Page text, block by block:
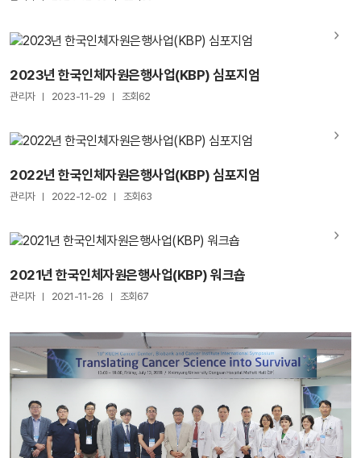
2023년 한국인체자원은행사업(KBP) 심포지엄
관리자 2023-11-29 조회62
2022년 한국인체자원은행사업(KBP) 심포지엄
관리자 2022-12-02 조회63
2021년 한국인체자원은행사업(KBP) 워크숍
관리자 2021-11-26 조회67